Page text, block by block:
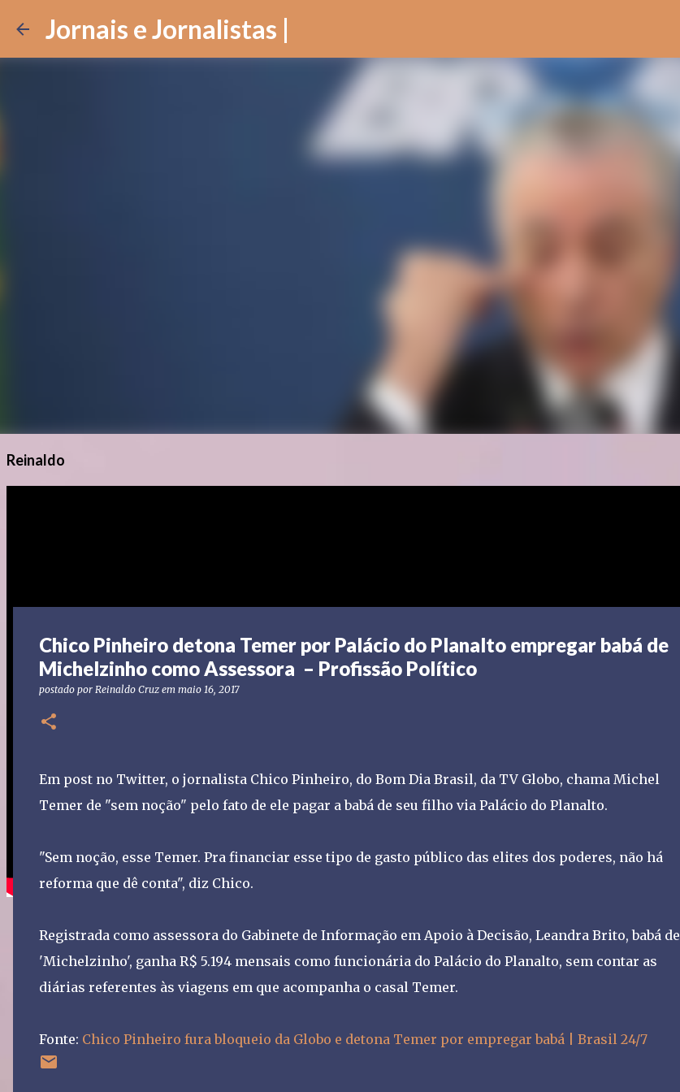
Jornais e Jornalistas |
Reinaldo
Chico Pinheiro detona Temer por Palácio do Planalto empregar babá de
Michelzinho como Assessora – Profissão Político
postado por Reinaldo Cruz em maio 16, 2017
Em post no Twitter, o jornalista Chico Pinheiro, do Bom Dia Brasil, da TV Globo, chama Michel
Temer de "sem noção" pelo fato de ele pagar a babá de seu filho via Palácio do Planalto.
"Sem noção, esse Temer. Pra financiar esse tipo de gasto público das elites dos poderes, não há
reforma que dê conta", diz Chico.
Registrada como assessora do Gabinete de Informação em Apoio à Decisão, Leandra Brito, babá de
'Michelzinho', ganha R$ 5.194 mensais como funcionária do Palácio do Planalto, sem contar as
diárias referentes às viagens em que acompanha o casal Temer.
Fonte: Chico Pinheiro fura bloqueio da Globo e detona Temer por empregar babá | Brasil 24/7